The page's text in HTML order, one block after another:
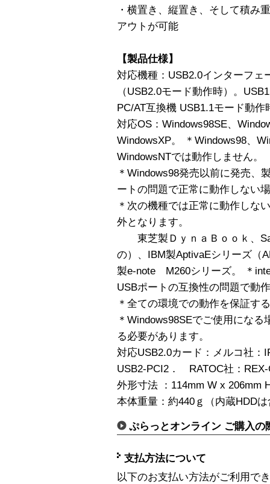
・横置き、縦置き、そして積み
アウトが可能
【製品仕様】
対応機種：USB2.0インターフェ
（USB2.0モード動作時）。
PC/AT互換機 USB1.1モード動作
対応OS：Windows98SE、
WindowsXP。 ＊Windows98、
WindowsNTでは動作しません。
＊Windows98発売以前に発売、
ートの問題で正常に動作しない
＊次の機種では正常に動作しな
外となります。
東芝製ＤｙｎａＢｏｏｋ、
の）、IBM製AptivaEシリーズ（
製e-note M260シリーズ。 ＊
USBポートの互換性の問題で動
＊全ての環境での動作を保証す
＊Windows98SEでご使用にな
る必要があります。
対応USB2.0カード：メルコ社
USB2-PCI2． RATOC社：
外形寸法 ：114mm W x 206mm
本体重量：約440ｇ（内蔵HDD
ぷらっとオンライン ご購入の
支払方法について
以下のお支払い方法がご利用で